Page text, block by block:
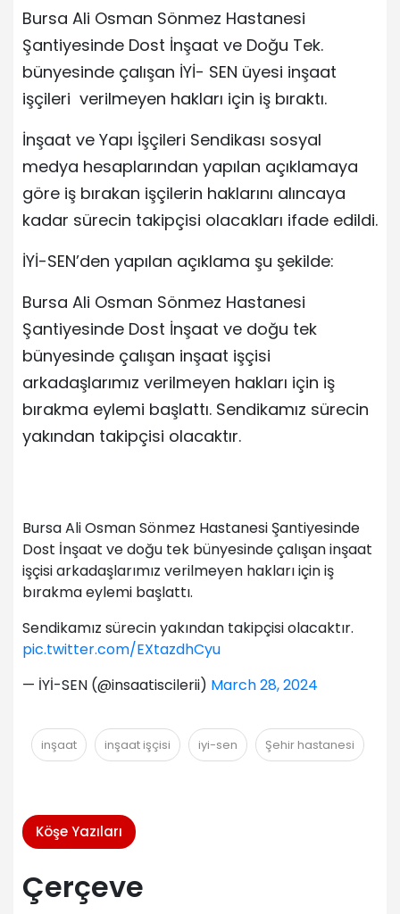
Bursa Ali Osman Sönmez Hastanesi
Şantiyesinde Dost İnşaat ve Doğu Tek.
bünyesinde çalışan İYİ- SEN üyesi inşaat
işçileri verilmeyen hakları için iş bıraktı.
İnşaat ve Yapı İşçileri Sendikası sosyal
medya hesaplarından yapılan açıklamaya
göre iş bırakan işçilerin haklarını alıncaya
kadar sürecin takipçisi olacakları ifade edildi.
İYİ-SEN’den yapılan açıklama şu şekilde:
Bursa Ali Osman Sönmez Hastanesi
Şantiyesinde Dost İnşaat ve doğu tek
bünyesinde çalışan inşaat işçisi
arkadaşlarımız verilmeyen hakları için iş
bırakma eylemi başlattı. Sendikamız sürecin
yakından takipçisi olacaktır.
Bursa Ali Osman Sönmez Hastanesi Şantiyesinde
Dost İnşaat ve doğu tek bünyesinde çalışan inşaat
işçisi arkadaşlarımız verilmeyen hakları için iş
bırakma eylemi başlattı.
Sendikamız sürecin yakından takipçisi olacaktır.
pic.twitter.com/EXtazdhCyu
— İYİ-SEN (@insaatiscilerii) March 28, 2024
inşaat inşaat işçisi iyi-sen Şehir hastanesi
Köşe Yazıları
Çerçeve